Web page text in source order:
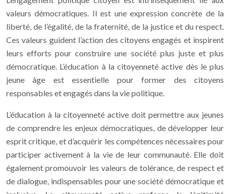
valeurs démocratiques. Il est une expression concrète de la
liberté, de l’égalité, de la fraternité, de la justice et du respect.
Ces valeurs guident l’action des citoyens engagés et inspirent
leurs efforts pour construire une société plus juste et plus
démocratique. L’éducation à la citoyenneté active dès le plus
jeune âge est essentielle pour former des citoyens
responsables et engagés dans la vie politique.
L’éducation à la citoyenneté active doit permettre aux jeunes
de comprendre les enjeux démocratiques, de développer leur
esprit critique, et d’acquérir les compétences nécessaires pour
participer activement à la vie de leur communauté. Elle doit
également promouvoir les valeurs de tolérance, de respect et
de dialogue, indispensables pour une société démocratique et